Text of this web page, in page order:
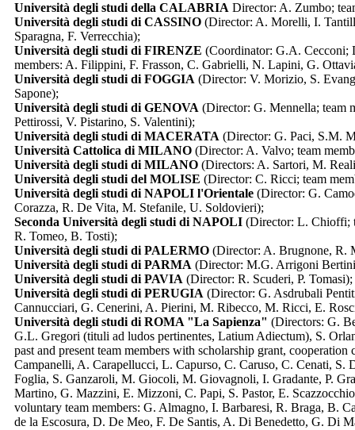
Università degli studi della CALABRIA Director: A. Zumbo;
Università degli studi di CASSINO (Director: A. Morelli, I.
Sparagna, F. Verrecchia);
Università degli studi di FIRENZE (Coordinator: G.A. Cecconi;
members: A. Filippini, F. Frasson, C. Gabrielli, N. Lapini, G.
Università degli studi di FOGGIA (Director: V. Morizio, S.
Sapone);
Università degli studi di GENOVA (Director: G. Mennella; team
Pettirossi, V. Pistarino, S. Valentini);
Università degli studi di MACERATA (Director: G. Paci, S.M.
Università Cattolica di MILANO (Director: A. Valvo; team
Università degli studi di MILANO (Directors: A. Sartori, M.
Università degli studi del MOLISE (Director: C. Ricci; team
Università degli studi di NAPOLI l'Orientale (Director: G.
Corazza, R. De Vita, M. Stefanile, U. Soldovieri);
Seconda Università degli studi di NAPOLI (Director: L. Chioffi;
R. Tomeo, B. Tosti);
Università degli studi di PALERMO (Director: A. Brugnone, R.
Università degli studi di PARMA (Director: M.G. Arrigoni
Università degli studi di PAVIA (Director: R. Scuderi, P. Tomasi);
Università degli studi di PERUGIA (Director: G. Asdrubali
Cannucciari, G. Cenerini, A. Pierini, M. Ribecco, M. Ricci, E.
Università degli studi di ROMA "La Sapienza"(Directors: G.
G.L. Gregori (tituli ad ludos pertinentes, Latium Adiectum), S.
past and present team members with scholarship grant,
Campanelli, A. Carapellucci, L. Capurso, C. Caruso, C. Cenati,
Foglia, S. Ganzaroli, M. Giocoli, M. Giovagnoli, I. Gradante, P.
Martino, G. Mazzini, E. Mizzoni, C. Papi, S. Pastor, E.
voluntary team members: G. Almagno, I. Barbaresi, R. Braga, B.
de la Escosura, D. De Meo, F. De Santis, A. Di Benedetto, G. Di